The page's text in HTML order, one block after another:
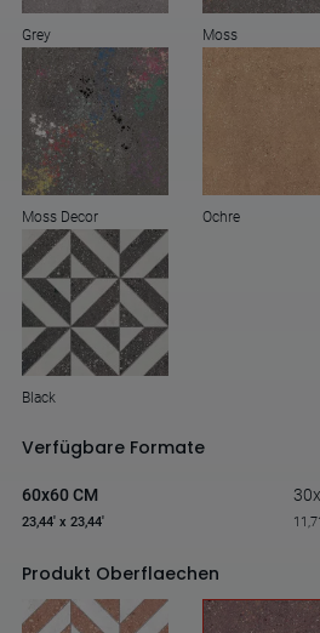
Grey Moss
Moss Decor Ochre
Black
Verfügbare Formate
60x60 CM
23,44' x 23,44'
Produkt Oberflaechen